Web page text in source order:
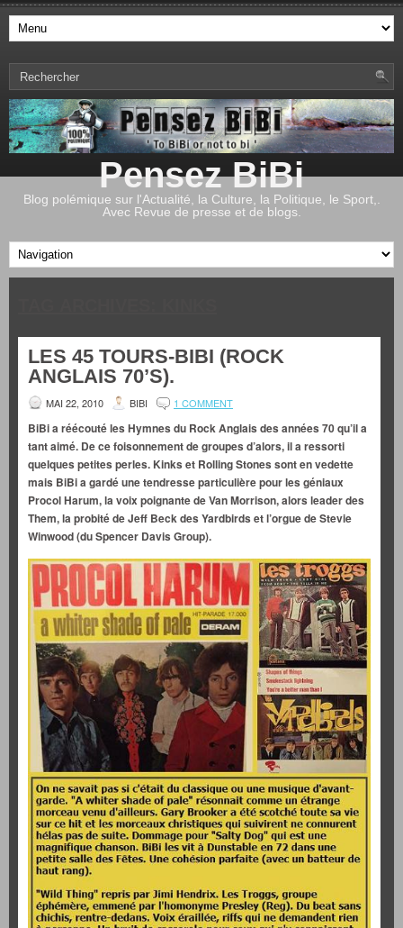
Pensez BiBi
Blog polémique sur l'Actualité, la Culture, la Politique, le Sport,.
Avec Revue de presse et de blogs.
LES 45 TOURS-BIBI (ROCK
ANGLAIS 70’S).
MAI 22, 2010 BIBI 1 COMMENT
BiBi a réécouté les Hymnes du Rock Anglais des années 70 qu’il a
tant aimé. De ce foisonnement de groupes d’alors, il a ressorti
quelques petites perles. Kinks et Rolling Stones sont en vedette
mais BiBi a gardé une tendresse particulière pour les géniaux
Procol Harum, la voix poignante de Van Morrison, alors leader des
Them, la probité de Jeff Beck des Yardbirds et l’orgue de Stevie
Winwood (du Spencer Davis Group).